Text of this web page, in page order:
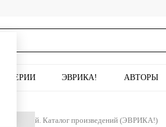
СЕРИИ ЭВРИКА! АВТОРЫ
Каталог произведений (ЭВРИКА!)